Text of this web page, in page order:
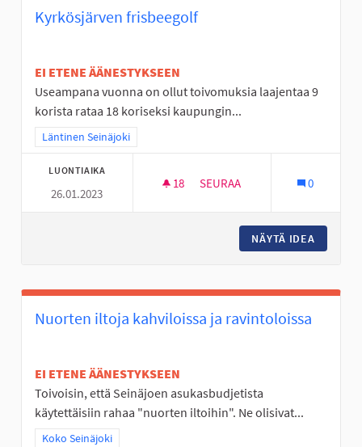
Kyrkösjärven frisbeegolf
EI ETENE ÄÄNESTYKSEEN
Useampana vuonna on ollut toivomuksia laajentaa 9
korista rataa 18 koriseksi kaupungin...
Rajaa tulokset teeman mukaan: Läntinen Seinäjoki
Läntinen Seinäjoki
LUONTIAIKA
26.01.2023
18 18 SEURAAJAA
SEURAA 0
NÄYTÄ IDEA
Nuorten iltoja kahviloissa ja ravintoloissa
EI ETENE ÄÄNESTYKSEEN
Toivoisin, että Seinäjoen asukasbudjetista
käytettäisiin rahaa "nuorten iltoihin". Ne olisivat...
Rajaa tulokset teeman mukaan: Koko Seinäjoki
Koko Seinäjoki